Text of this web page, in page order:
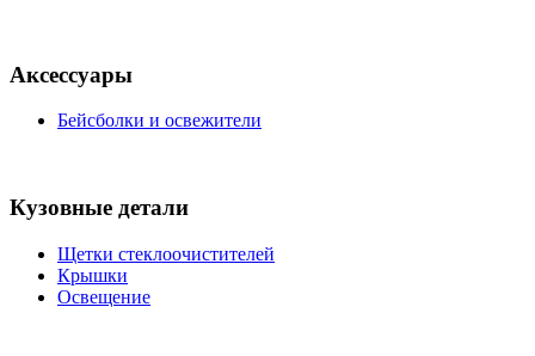
Аксессуары
Бейсболки и освежители
Кузовные детали
Щетки стеклоочистителей
Крышки
Освещение